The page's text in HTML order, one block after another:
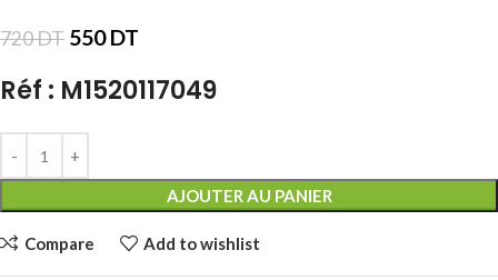
720DT 550DT
Réf : M1520117049
AJOUTER AU PANIER
Compare Add to wishlist